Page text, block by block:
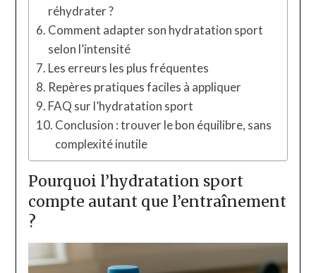
réhydrater ?
Comment adapter son hydratation sport
selon l’intensité
Les erreurs les plus fréquentes
Repères pratiques faciles à appliquer
FAQ sur l’hydratation sport
Conclusion : trouver le bon équilibre, sans
complexité inutile
Pourquoi l’hydratation sport
compte autant que l’entraînement
?